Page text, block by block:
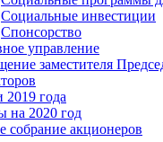
Социальные инвестиции
Спонсорство
управление
заместителя
2019 года
на 2020 год
собрание акционеров